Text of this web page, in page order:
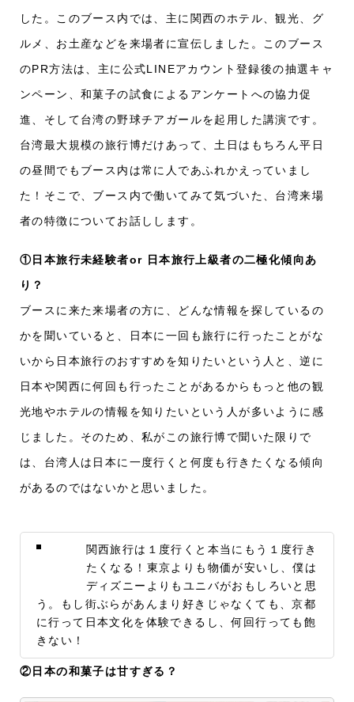
した。このブース内では、主に関西のホテル、観光、グ
ルメ、お土産などを来場者に宣伝しました。このブース
のPR方法は、主に公式LINEアカウント登録後の抽選キャ
ンペーン、和菓子の試食によるアンケートへの協力促
進、そして台湾の野球チアガールを起用した講演です。
台湾最大規模の旅行博だけあって、土日はもちろん平日
の昼間でもブース内は常に人であふれかえっていまし
た！そこで、ブース内で働いてみて気づいた、台湾来場
者の特徴についてお話しします。
①日本旅行未経験者or 日本旅行上級者の二極化傾向あ
り？
ブースに来た来場者の方に、どんな情報を探しているの
かを聞いていると、日本に一回も旅行に行ったことがな
いから日本旅行のおすすめを知りたいという人と、逆に
日本や関西に何回も行ったことがあるからもっと他の観
光地やホテルの情報を知りたいという人が多いように感
じました。そのため、私がこの旅行博で聞いた限りで
は、台湾人は日本に一度行くと何度も行きたくなる傾向
があるのではないかと思いました。
関西旅行は１度行くと本当にもう１度行き
たくなる！東京よりも物価が安いし、僕は
ディズニーよりもユニバがおもしろいと思
う。もし街ぶらがあんまり好きじゃなくても、京都
に行って日本文化を体験できるし、何回行っても飽
きない！
②日本の和菓子は甘すぎる？